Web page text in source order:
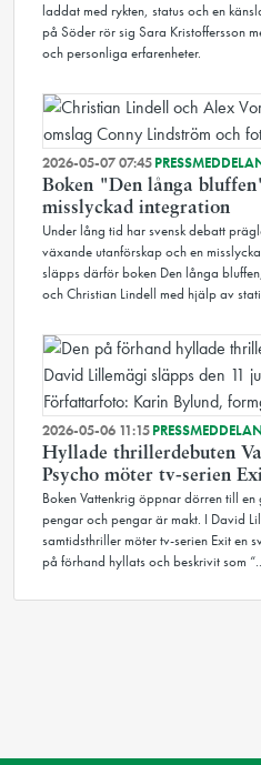
laddat med rykten, status och en
på Söder rör sig Sara Kristoffersson
och personliga erfarenheter.
2026-05-07 07:45
Boken "Den långa
misslyckad integration
Under lång tid har svensk debatt
växande utanförskap och en
släpps därför boken Den långa
och Christian Lindell med hjälp av
2026-05-06 11:15
Hyllade thrillerdebuten
Psycho möter tv-serien
Boken Vattenkrig öppnar dörren till
pengar och pengar är makt. I David
samtidsthriller möter tv-serien Exit en
på förhand hyllats och beskrivit som